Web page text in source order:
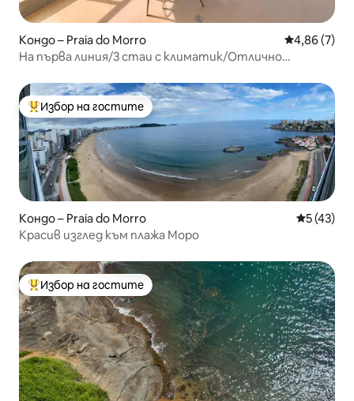
Кондо – Praia do Morro Средна
4,86 (7)
На първа линия/3 стаи с климатик/Отлично
Най-популярен избор на гостите
Избор на гостите
Кондо – Praia do Morro Средна
5 (43)
Красив изглед към плажа Морo
Най-популярен избор на гостите
Избор на гостите